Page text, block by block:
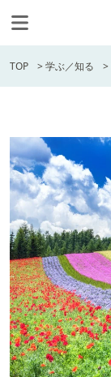
TOP >学ぶ／知る >